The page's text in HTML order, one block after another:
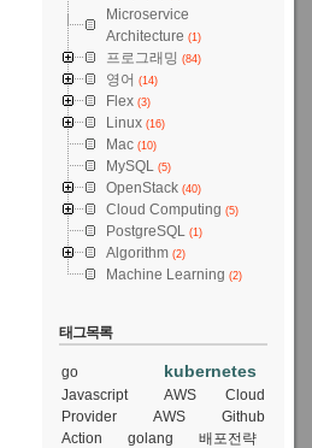
minikube-darwin-arm64>
Microservice
Architecture (1)
프로그래밍 (84)
영어 (14)
Flex (3)
Linux (16)
Mac (10)
MySQL (5)
OpenStack (40)
Cloud Computing (5)
PostgreSQL (1)
Algorithm (2)
Machine Learning (2)
태그목록
go kubernetes
Javascript
AWS Cloud
Provider
AWS
Github
Action
golang
배포전략